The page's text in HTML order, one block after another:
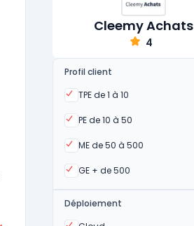
Cleemy Achats
4
Profil client
TPE de 1 à 10
Oui
PE de 10 à 50
Oui
ME de 50 à 500
Oui
GE + de 500
Oui
Déploiement